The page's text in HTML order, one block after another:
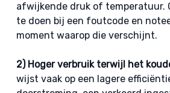
afwijkende druk of temperatuur.
te doen bij een foutcode en
moment waarop die verschijnt.
2) Hoger verbruik terwijl het
wijst vaak op een lagere